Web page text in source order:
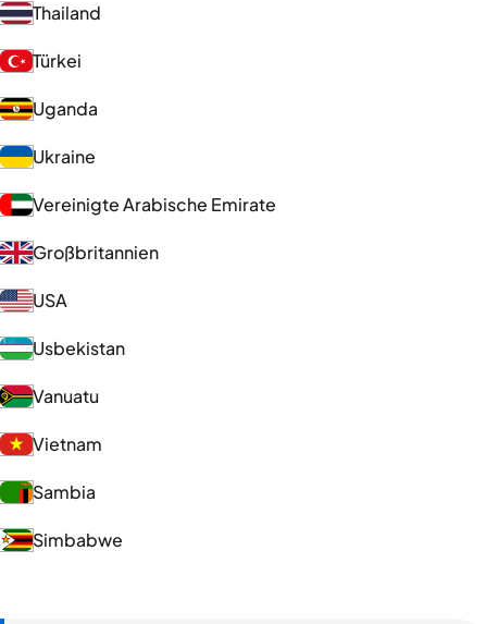
Thailand
Türkei
Uganda
Ukraine
Vereinigte Arabische Emirate
Großbritannien
USA
Usbekistan
Vanuatu
Vietnam
Sambia
Simbabwe